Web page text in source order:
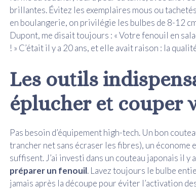
brillantes. Évitez les exemplaires mous ou
en boulangerie, on privilégie les bulbes de 8-12
Dupont, me disait toujours : « Votre fenouil en
! » C’était il y a 20 ans, et elle avait raison : la
Les outils
éplucher et couper
Pas besoin d’équipement high-tech. Un bon
trancher net sans écraser les fibres), un économe
suffisent. J’ai investi dans un couteau japonais il y
préparer un fenouil. Lavez toujours le bulbe
jamais après la découpe pour éviter l’activation